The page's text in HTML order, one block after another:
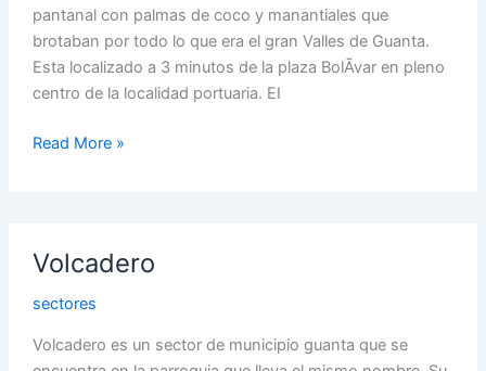
pantanal con palmas de coco y manantiales que
brotaban por todo lo que era el gran Valles de Guanta.
Esta localizado a 3 minutos de la plaza BolÃ­var en pleno
centro de la localidad portuaria. EI
Read More »
Volcadero
sectores
Volcadero es un sector de municipio guanta que se